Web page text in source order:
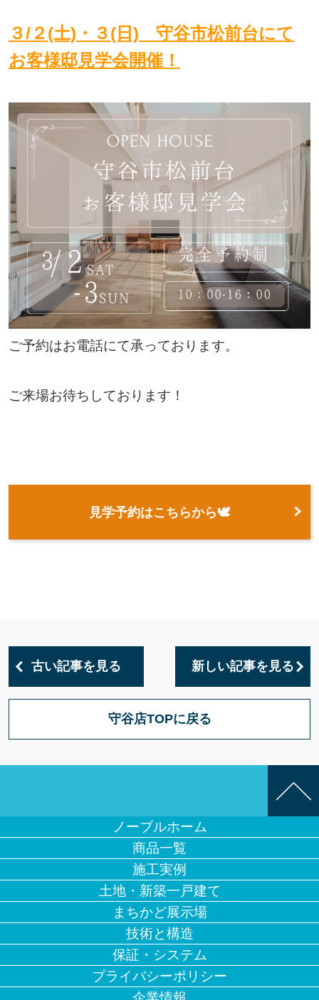
３/２(土)・３(日) 守谷市松前台にて
お客様邸見学会開催！
ご予約はお電話にて承っております。
ご来場お待ちしております！
見学予約はこちらから🕊
古い記事を見る 新しい記事を見る
守谷店TOPに戻る
ノーブルホーム
商品一覧
施工実例
土地・新築一戸建て
まちかど展示場
技術と構造
保証・システム
プライバシーポリシー